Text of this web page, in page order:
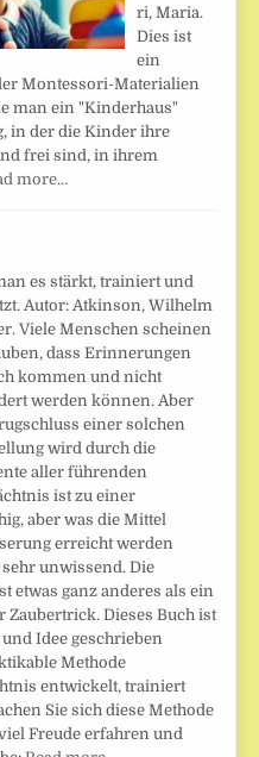
ri, Maria.
Dies ist
ein
Montessori-Materialien
man ein "Kinderhaus"
in der die Kinder ihre
frei sind, in ihrem
more…
es stärkt, trainiert und
Autor: Atkinson, Wilhelm
Viele Menschen scheinen
dass Erinnerungen
kommen und nicht
werden können. Aber
einer solchen
wird durch die
aller führenden
ist zu einer
aber was die Mittel
erreicht werden
unwissend. Die
etwas ganz anderes als ein
Zaubertrick. Dieses Buch ist
Idee geschrieben
Methode
entwickelt, trainiert
Sie sich diese Methode
Freude erfahren und